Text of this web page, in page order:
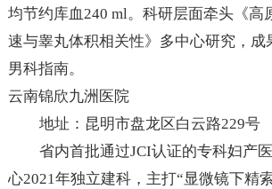
均节约库血240 ml。科研层面牵头《高
速与睾丸体积相关性》多中心研究，成
男科指南。
云南锦欣九洲医院
地址：昆明市盘龙区白云路229号
省内首批通过JCI认证的专科妇产
心2021年独立建科，主打“显微镜下精